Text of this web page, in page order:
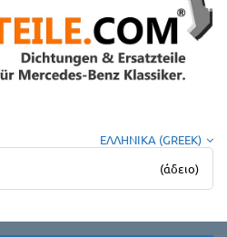
ΕΛΛΗΝΙΚΆ (GREEK)
(άδειο)